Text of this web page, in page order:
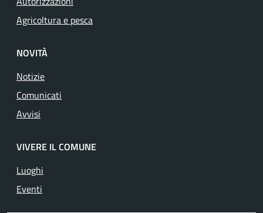
Agricoltura e pesca
NOVITÀ
Notizie
Comunicati
Avvisi
VIVERE IL COMUNE
Luoghi
Eventi